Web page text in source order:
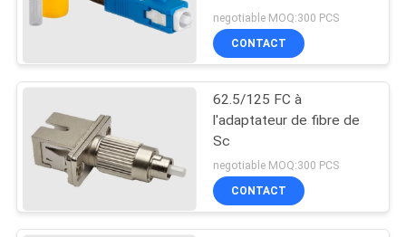
negotiable MOQ:300 PCS
CONTACT
62.5/125 FC à
l'adaptateur de fibre de
Sc
negotiable MOQ:300 PCS
CONTACT